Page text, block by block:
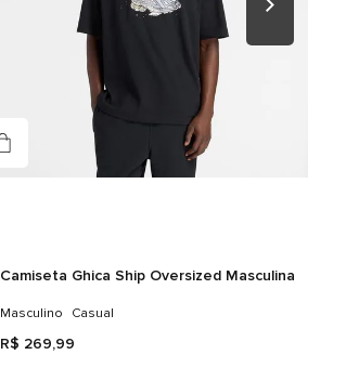
Camiseta Ghica Ship Oversized Masculina
Masculino Casual
R$ 269,99